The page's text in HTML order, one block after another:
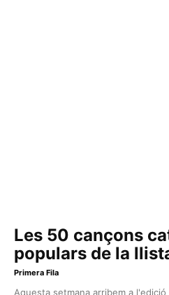
Les 50 cançons
populars de la
Primera Fila
Aquesta setmana arribem a